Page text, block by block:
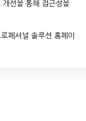
선을 통해 접근성을
페셔널 솔루션 홈페이